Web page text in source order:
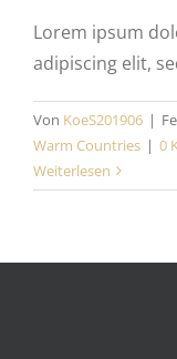
Lorem ipsum
adipiscing elit,
Von KoeS201906 |
Warm Countries | 0
Weiterlesen